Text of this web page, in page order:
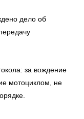
дело об
за вождение
мотоциклом, не